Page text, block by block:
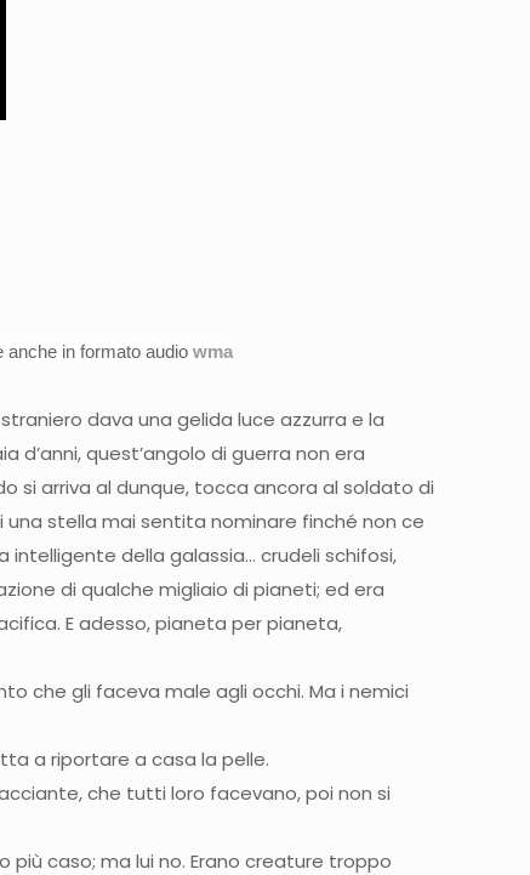
in formato audio wma
dava una gelida luce azzurra e la
quest’angolo di guerra non era
si arriva al dunque, tocca ancora al soldato di
stella mai sentita nominare finché non ce
intelligente della galassia… crudeli schifosi,
di qualche migliaio di pianeti; ed era
E adesso, pianeta per pianeta,
che gli faceva male agli occhi. Ma i nemici
a riportare a casa la pelle.
che tutti loro facevano, poi non si
più caso; ma lui no. Erano creature troppo